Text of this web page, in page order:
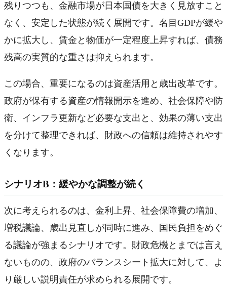
残りつつも、金融市場が日本国債を大きく見放すこと
なく、安定した状態が続く展開です。名目GDPが緩や
かに拡大し、賃金と物価が一定程度上昇すれば、債務
残高の実質的な重さは抑えられます。
この場合、重要になるのは資産活用と歳出改革です。
政府が保有する資産の情報開示を進め、社会保障や防
衛、インフラ更新など必要な支出と、効果の薄い支出
を分けて整理できれば、財政への信頼は維持されやす
くなります。
シナリオB：緩やかな調整が続く
次に考えられるのは、金利上昇、社会保障費の増加、
増税議論、歳出見直しが同時に進み、国民負担をめぐ
る議論が強まるシナリオです。財政危機とまでは言え
ないものの、政府のバランスシート拡大に対して、よ
り厳しい説明責任が求められる展開です。